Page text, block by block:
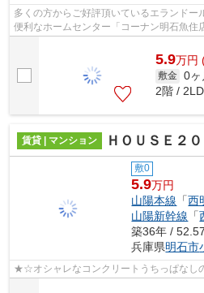
多くの方からご好評頂いているエランド
便利なホームセンター「コーナン明石魚住
シャレさをお求めなら、外観タイル張り物
5.9万円
敷金 0ヶ
2階 /
賃貸 | マンション ＨＯＵＳＥ２０
敷0
5.9万円
山陽本線 「西
山陽新幹線 「
築36年 /
兵庫県明石市
★☆オシャレなコンクリートうちっぱな